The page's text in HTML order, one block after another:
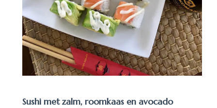
Sushi met zalm, roomkaas en avocado